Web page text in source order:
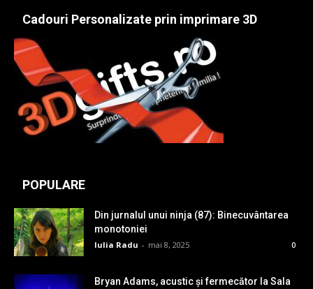
Cadouri Personalizate prin imprimare 3D
POPULARE
Din jurnalul unui ninja (87): Binecuvântarea
monotoniei
Iulia Radu - mai 8, 2025 0
Bryan Adams, acustic și fermecător la Sala